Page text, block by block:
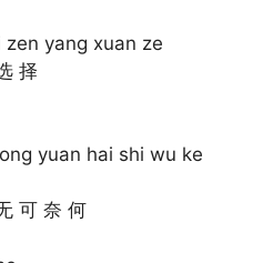
yang xuan ze
择
yuan hai shi wu ke
可 奈 何